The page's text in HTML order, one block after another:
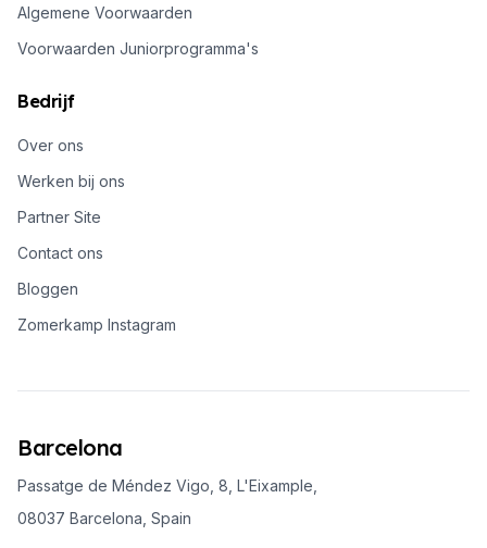
Algemene Voorwaarden
Voorwaarden Juniorprogramma's
Bedrijf
Over ons
Werken bij ons
Partner Site
Contact ons
Bloggen
Zomerkamp Instagram
Barcelona
Passatge de Méndez Vigo, 8, L'Eixample,
08037 Barcelona, Spain